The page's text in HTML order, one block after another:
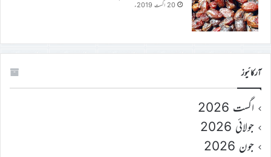
20 اگست 2019ء
آرکائیوز
اگست 2026
جولائی 2026
جون 2026